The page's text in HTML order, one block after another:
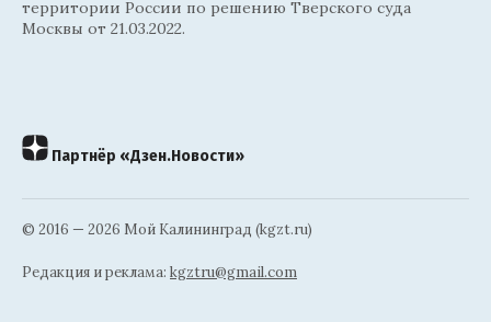
территории России по решению Тверского суда
Москвы от 21.03.2022.
Партнёр «Дзен.Новости»
© 2016 — 2026 Мой Калининград (kgzt.ru)
Редакция и реклама: kgztru@gmail.com